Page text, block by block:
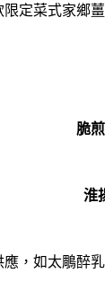
定菜式家
脆
淮
，如太鵰醉